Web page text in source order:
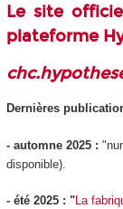
Le site
plateforme
Dernières
- automne 2025 :
disponible).
- été 2025 : "La